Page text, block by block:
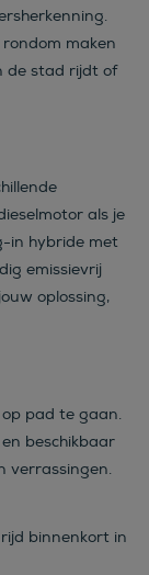
maken
de stad rijdt of
als je
in hybride met
emissievrij
oplossing,
pad te gaan.
beschikbaar
verrassingen.
rijd binnenkort in